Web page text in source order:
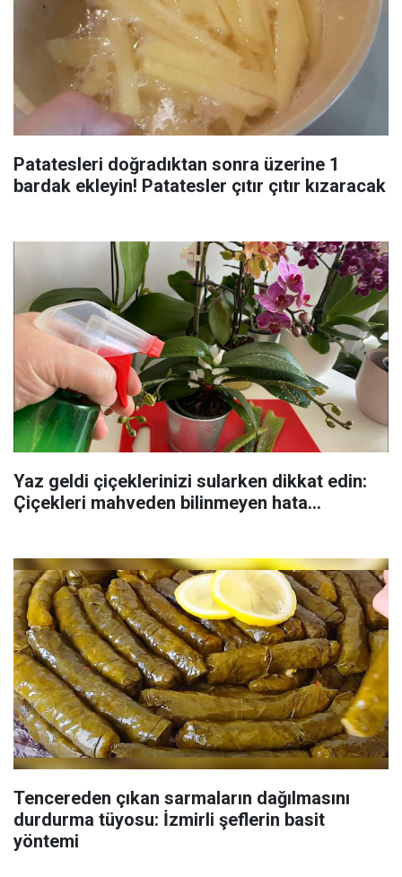
Patatesleri doğradıktan sonra üzerine 1
bardak ekleyin! Patatesler çıtır çıtır kızaracak
Yaz geldi çiçeklerinizi sularken dikkat edin:
Çiçekleri mahveden bilinmeyen hata...
Tencereden çıkan sarmaların dağılmasını
durdurma tüyosu: İzmirli şeflerin basit
yöntemi